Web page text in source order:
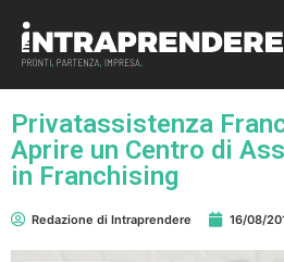
Privatassistenza
Aprire un Centro di
in Franchising
Redazione di Intraprendere 16/08/